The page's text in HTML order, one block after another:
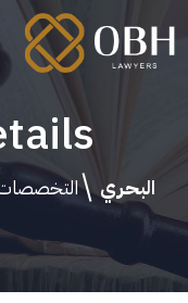
البحري